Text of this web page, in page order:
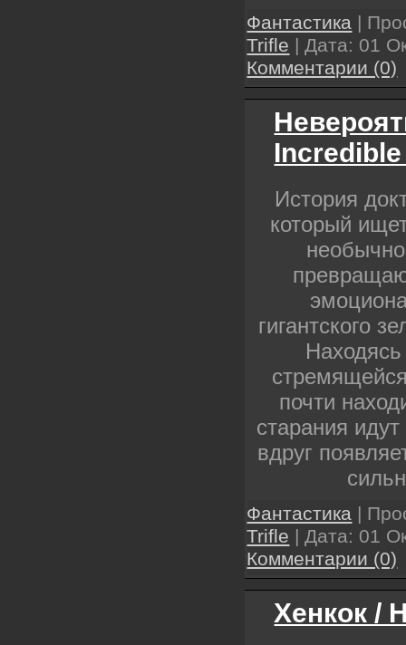
Фантастика |
Trifle | Дата: 01
Комментарии (0)
История
который
гигантского
почти
старания
вдруг
Фантастика |
Trifle | Дата: 01
Комментарии (0)
Хенкок /